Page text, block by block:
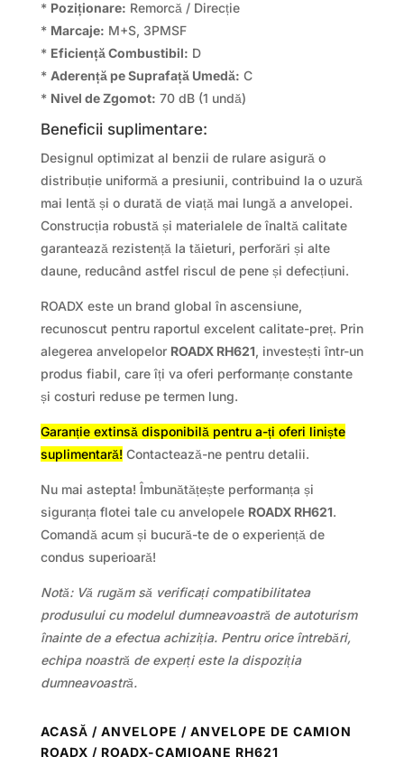
* Poziționare: Remorcă / Direcție
* Marcaje: M+S, 3PMSF
* Eficiență Combustibil: D
* Aderență pe Suprafață Umedă: C
* Nivel de Zgomot: 70 dB (1 undă)
Beneficii suplimentare:
Designul optimizat al benzii de rulare asigură o
distribuție uniformă a presiunii, contribuind la o uzură
mai lentă și o durată de viață mai lungă a anvelopei.
Construcția robustă și materialele de înaltă calitate
garantează rezistență la tăieturi, perforări și alte
daune, reducând astfel riscul de pene și defecțiuni.
ROADX este un brand global în ascensiune,
recunoscut pentru raportul excelent calitate-preț. Prin
alegerea anvelopelor ROADX RH621, investești într-un
produs fiabil, care îți va oferi performanțe constante
și costuri reduse pe termen lung.
Garanție extinsă disponibilă pentru a-ți oferi liniște
suplimentară! Contactează-ne pentru detalii.
Nu mai astepta! Îmbunătățește performanța și
siguranța flotei tale cu anvelopele ROADX RH621.
Comandă acum și bucură-te de o experiență de
condus superioară!
Notă: Vă rugăm să verificați compatibilitatea
produsului cu modelul dumneavoastră de autoturism
înainte de a efectua achiziția. Pentru orice întrebări,
echipa noastră de experți este la dispoziția
dumneavoastră.
ACASĂ / ANVELOPE / ANVELOPE DE CAMION
ROADX / ROADX-CAMIOANE RH621